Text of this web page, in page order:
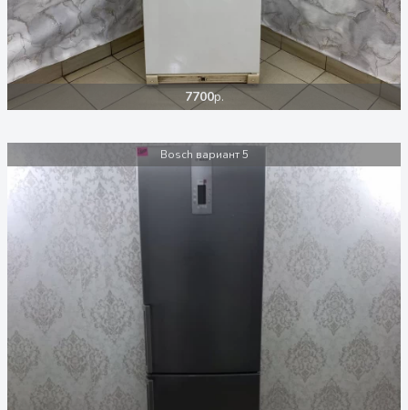
7700р.
Bosch вариант 5